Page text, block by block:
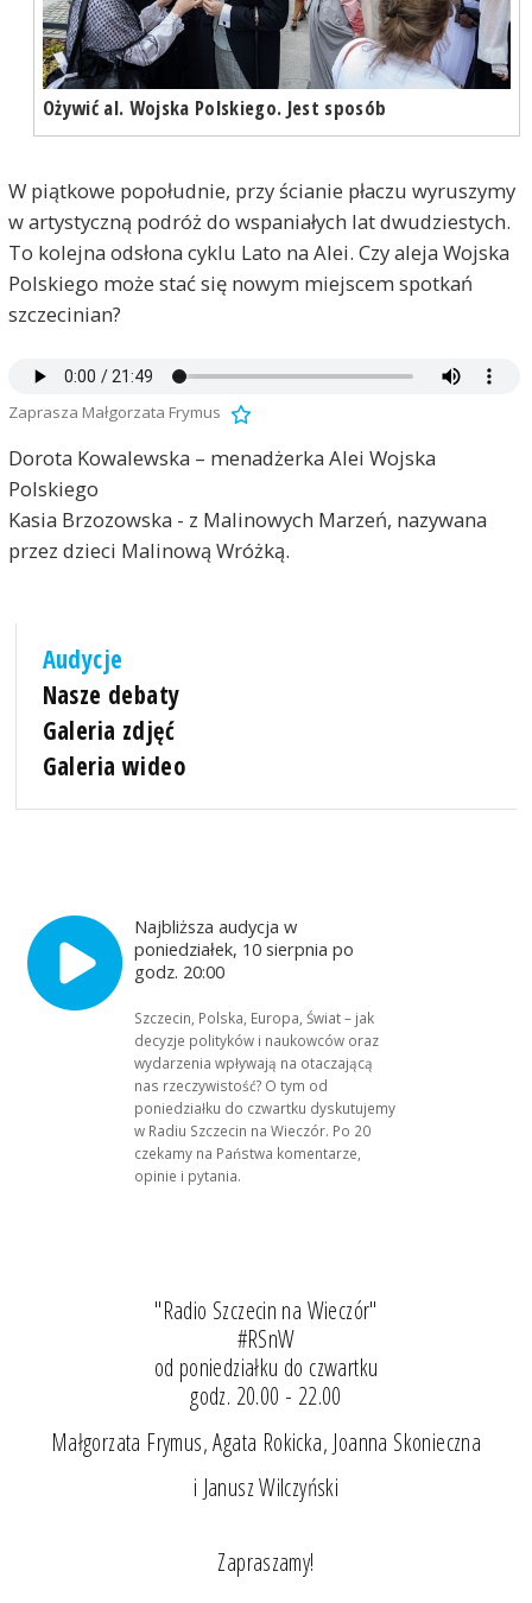
Ożywić al. Wojska Polskiego. Jest sposób
W piątkowe popołudnie, przy ścianie płaczu wyruszymy
w artystyczną podróż do wspaniałych lat dwudziestych.
To kolejna odsłona cyklu Lato na Alei. Czy aleja Wojska
Polskiego może stać się nowym miejscem spotkań
szczecinian?
Zaprasza Małgorzata Frymus
Dorota Kowalewska – menadżerka Alei Wojska
Polskiego
Kasia Brzozowska - z Malinowych Marzeń, nazywana
przez dzieci Malinową Wróżką.
Audycje
Nasze debaty
Galeria zdjęć
Galeria wideo
Najbliższa audycja w
poniedziałek, 10 sierpnia po
godz. 20:00
Szczecin, Polska, Europa, Świat – jak
decyzje polityków i naukowców oraz
wydarzenia wpływają na otaczającą
nas rzeczywistość? O tym od
poniedziałku do czwartku dyskutujemy
w Radiu Szczecin na Wieczór. Po 20
czekamy na Państwa komentarze,
opinie i pytania.
"Radio Szczecin na Wieczór"
#RSnW
od poniedziałku do czwartku
godz. 20.00 - 22.00
Małgorzata Frymus, Agata Rokicka, Joanna Skonieczna
i Janusz Wilczyński
Zapraszamy!